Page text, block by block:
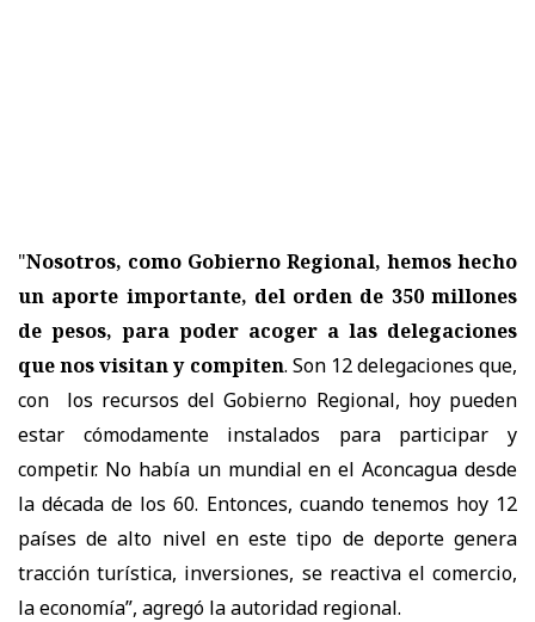
"Nosotros, como Gobierno Regional, hemos hecho
un aporte importante, del orden de 350 millones
de pesos, para poder acoger a las delegaciones
que nos visitan y compiten. Son 12 delegaciones que,
con los recursos del Gobierno Regional, hoy pueden
estar cómodamente instalados para participar y
competir. No había un mundial en el Aconcagua desde
la década de los 60. Entonces, cuando tenemos hoy 12
países de alto nivel en este tipo de deporte genera
tracción turística, inversiones, se reactiva el comercio,
la economía”, agregó la autoridad regional.